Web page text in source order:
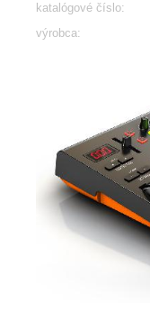
katalógové číslo:
výrobca: